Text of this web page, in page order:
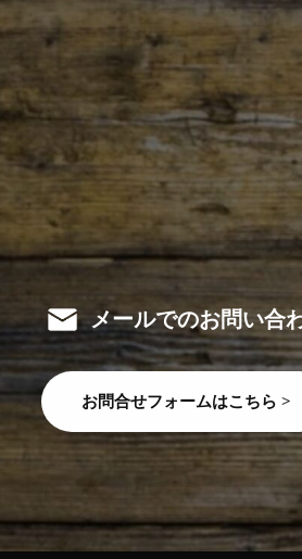
メールでのお問い合
お問合せフォームはこちら >